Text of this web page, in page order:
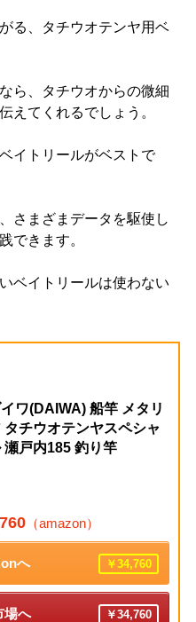
る、タチウオテンヤ用ベ
ら、タチウオからの微細
えてくれるでしょう。
イトリールがベストで
さまざまデータを駆使し
できます。
ベイトリールは使わない
ワ(DAIWA) 船竿 メタリ
タチウオテンヤスペシャ
瀬戸内185 釣り竿
（amazon）
へ ￥34,760
場へ ￥34,760